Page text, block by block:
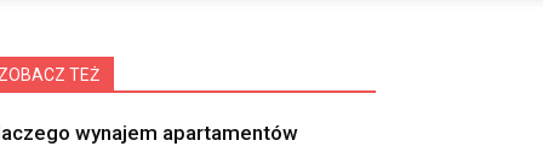
ZOBACZ TEŻ
wynajem apartamentów